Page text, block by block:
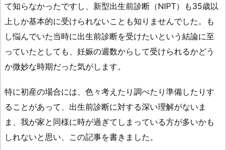
て知らなかったですし、新型出生前診断（NIPT）も35歳以
上しか基本的に受けられないことも知りませんでした。も
し悩んでいた当時に出生前診断を受けたいという結論に至
っていたとしても、妊娠の週数からして受けられるかどう
か微妙な時期だった気がします。
特に初産の場合には、色々考えたり調べたり準備したりす
ることがあって、出生前診断に対する深い理解がないま
ま、我が家と同様に時が過ぎてしまっている方が多いかも
しれないと思い、この記事を書きました。